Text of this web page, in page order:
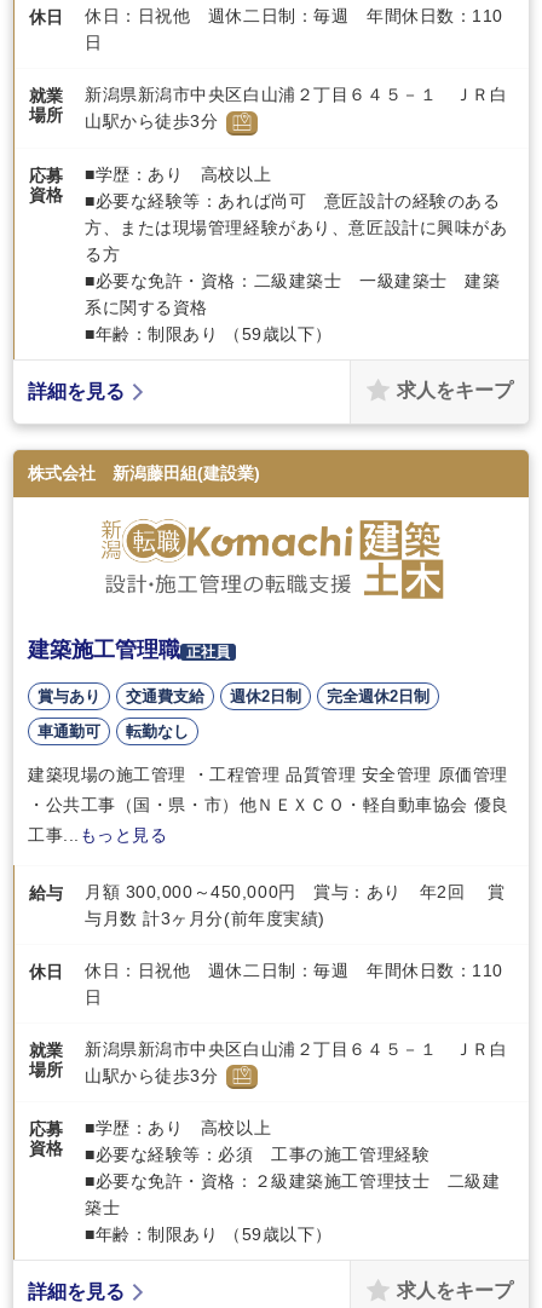
休日
休日：日祝他 週休二日制：毎週 年間休日数：110
日
就業
場所
新潟県新潟市中央区白山浦２丁目６４５－１ ＪＲ白
山駅から徒歩3分
応募
資格
■学歴：あり 高校以上
■必要な経験等：あれば尚可 意匠設計の経験のある
方、または現場管理経験があり、意匠設計に興味があ
る方
■必要な免許・資格：二級建築士 一級建築士 建築
系に関する資格
■年齢：制限あり （59歳以下）
詳細を見る 求人をキープ
株式会社 新潟藤田組(建設業)
建築施工管理職 正社員
賞与あり 交通費支給 週休2日制
完全週休2日制
車通勤可
転勤なし
建築現場の施工管理 ・工程管理 品質管理 安全管理 原価管理
・公共工事（国・県・市）他ＮＥＸＣＯ・軽自動車協会 優良
工事...
もっと見る
給与
月額 300,000～450,000円 賞与：あり 年2回 賞
与月数 計3ヶ月分(前年度実績)
休日
休日：日祝他 週休二日制：毎週 年間休日数：110
日
就業
場所
新潟県新潟市中央区白山浦２丁目６４５－１ ＪＲ白
山駅から徒歩3分
応募
資格
■学歴：あり 高校以上
■必要な経験等：必須 工事の施工管理経験
■必要な免許・資格：２級建築施工管理技士 二級建
築士
■年齢：制限あり （59歳以下）
詳細を見る 求人をキープ